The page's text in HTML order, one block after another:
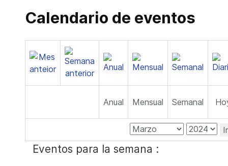
Calendario de eventos
Anual Mensual Semanal
Eventos para la semana :